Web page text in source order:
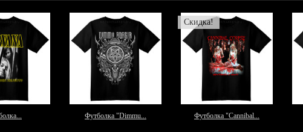
Футболка "Dimmu...
Скидка!
Футболка "Cannibal...